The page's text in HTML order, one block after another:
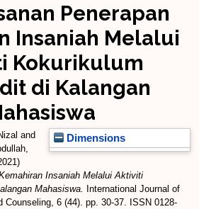
Penerapan
Insaniah Melalui
Kokurikulum
di Kalangan
Dimensions
and
Insaniah Melalui Aktiviti
Mahasiswa.
International Journal of
Counseling, 6 (44). pp. 30-37. ISSN 0128-